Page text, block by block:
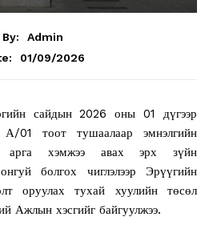
By:
Admin
01/09/2026
сайдын 2026 оны 01 дүгээр
01 тоот тушаалаар эмнэлгийн
арга хэмжээ авах эрх зүйн
болгох чиглэлээр Эрүүгийн
оруулах тухай хуулийн төсөл
Ажлын хэсгийг байгуулжээ.